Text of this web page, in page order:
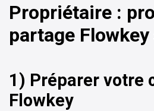
Propriétaire :
partage
1) Préparer votre
Flowkey